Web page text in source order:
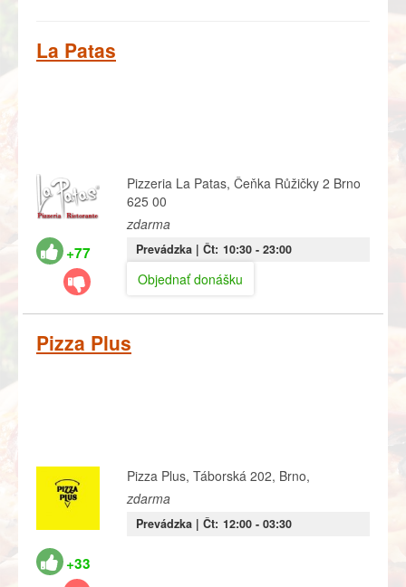
La Patas
+77
Pizzeria La Patas, Čeňka Růžičky 2 Brno
625 00
zdarma
Prevádzka | Čt: 10:30- 23:00
Objednať donášku
Pizza Plus
+33
Pizza Plus, Táborská 202, Brno,
zdarma
Prevádzka | Čt: 12:00- 03:30